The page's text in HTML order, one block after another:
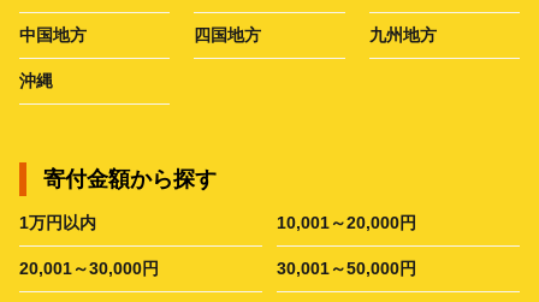
中国地方 四国地方 九州地方
沖縄
寄付金額から探す
1万円以内 10,001～20,000円
20,001～30,000円 30,001～50,000円